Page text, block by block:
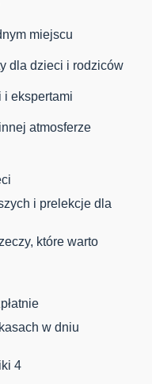
miejscu
dla dzieci i rodziców
ekspertami
atmosferze
i prelekcje dla
które warto
w dniu
4